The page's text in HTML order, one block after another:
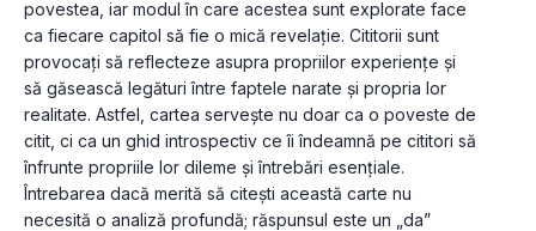
povestea, iar modul în care acestea sunt explorate face
ca fiecare capitol să fie o mică revelație. Cititorii sunt
provocați să reflecteze asupra propriilor experiențe și
să găsească legături între faptele narate și propria lor
realitate. Astfel, cartea servește nu doar ca o poveste de
citit, ci ca un ghid introspectiv ce îi îndeamnă pe cititori să
înfrunte propriile lor dileme și întrebări esențiale.
Întrebarea dacă merită să citești această carte nu
necesită o analiză profundă; răspunsul este un „da”